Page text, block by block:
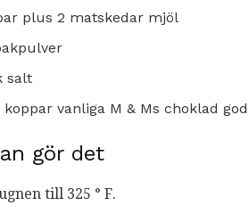
plus 2 matskedar mjöl
salt
koppar vanliga M & Ms choklad
gör det
till 325 ° F.